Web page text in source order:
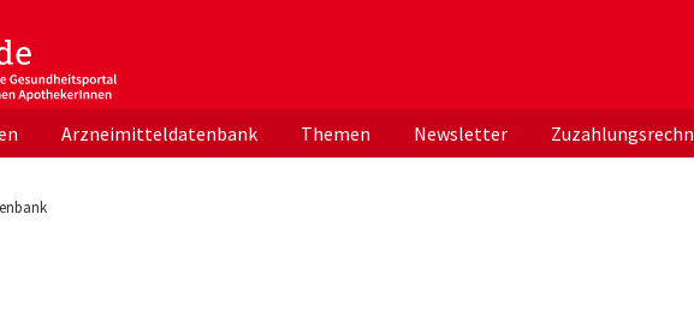
der deutschen ApothekerInnen
Arzneimitteldatenbank Themen Newsletter